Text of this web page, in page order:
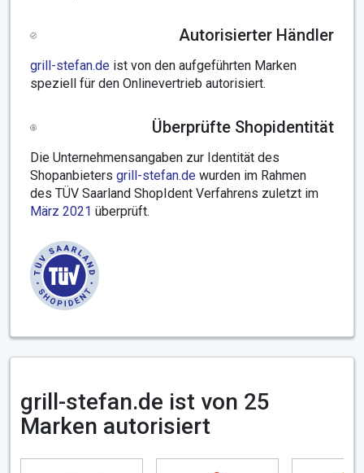
Autorisierter Händler
grill-stefan.de ist von den aufgeführten Marken
speziell für den Onlinevertrieb autorisiert.
Überprüfte Shopidentität
Die Unternehmensangaben zur Identität des
Shopanbieters grill-stefan.de wurden im Rahmen
des TÜV Saarland ShopIdent Verfahrens zuletzt im
März 2021 überprüft.
grill-stefan.de ist von 25
Marken autorisiert